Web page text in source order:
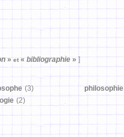
» et « bibliographie » ]
(3) philosophie
(2)